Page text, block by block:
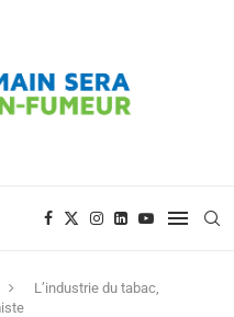
L’industrie du tabac,